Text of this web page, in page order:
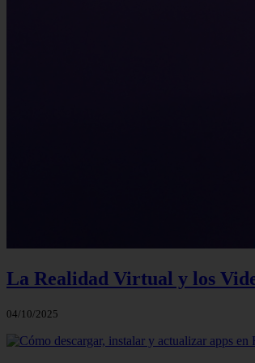
La Realidad Virtual y los
04/10/2025